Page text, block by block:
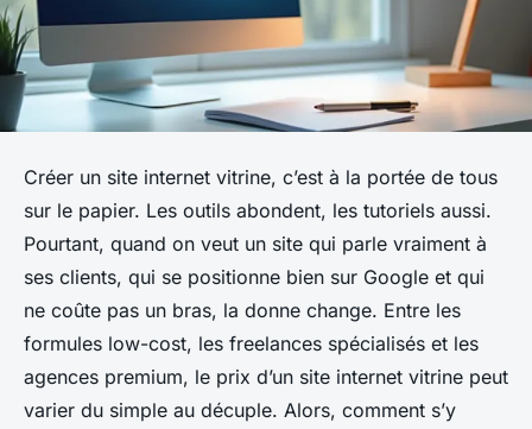
Créer un site internet vitrine, c’est à la portée de tous
sur le papier. Les outils abondent, les tutoriels aussi.
Pourtant, quand on veut un site qui parle vraiment à
ses clients, qui se positionne bien sur Google et qui
ne coûte pas un bras, la donne change. Entre les
formules low-cost, les freelances spécialisés et les
agences premium, le prix d’un site internet vitrine peut
varier du simple au décuple. Alors, comment s’y